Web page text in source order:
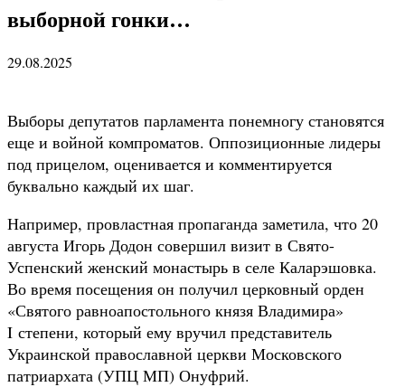
выборной гонки…
29.08.2025
Выборы депутатов парламента понемногу становятся
еще и войной компроматов. Оппозиционные лидеры
под прицелом, оценивается и комментируется
буквально каждый их шаг.
Например, провластная пропаганда заметила, что 20
августа Игорь Додон совершил визит в Свято-
Успенский женский монастырь в селе Каларэшовка.
Во время посещения он получил церковный орден
«Святого равноапостольного князя Владимира»
I степени, который ему вручил представитель
Украинской православной церкви Московского
патриархата (УПЦ МП) Онуфрий.